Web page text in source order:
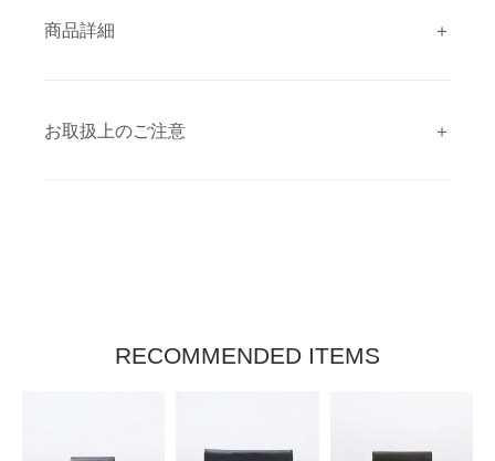
商品詳細
お取扱上のご注意
RECOMMENDED ITEMS